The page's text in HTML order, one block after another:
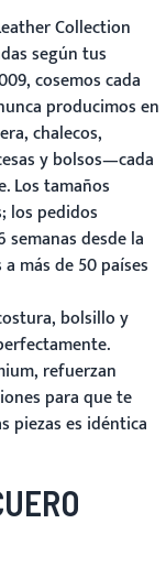
Collection
según tus
cosemos cada
producimos en
chalecos,
y bolsos—cada
Los tamaños
los pedidos
desde la
más de 50 países
bolsillo y
refuerzan
para que te
piezas es idéntica